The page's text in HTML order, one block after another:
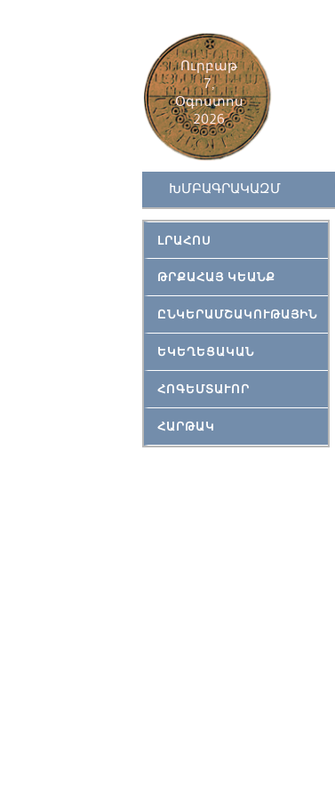
Ուրբաթ
7,
Օգոստոս
2026
ԽՄԲԱԳՐԱԿԱԶՄ
ԼՐԱՀՈՍ
ԹՐՔԱՀԱՅ ԿԵԱՆՔ
ԸՆԿԵՐԱՄՇԱԿՈՒԹԱՅԻՆ
ԵԿԵՂԵՑԱԿԱՆ
ՀՈԳԵՄՏԱՒՈՐ
ՀԱՐԹԱԿ